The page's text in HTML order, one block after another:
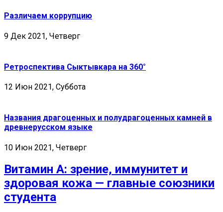
Различаем коррупцию
9 Дек 2021, Четверг
Ретроспектива Сыктывкара на 360°
12 Июн 2021, Суббота
Названия драгоценных и полудрагоценных камней в
древнерусском языке
10 Июн 2021, Четверг
Витамин А: зрение, иммунитет и
здоровая кожа — главные союзники
студента